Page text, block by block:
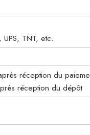
TNT, etc.
réception du
réception du dépôt